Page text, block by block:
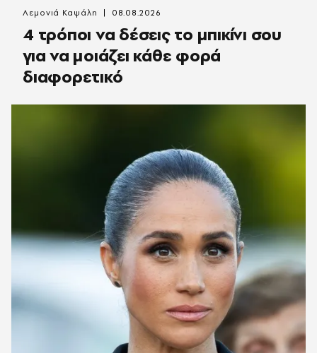
4 τρόποι να δέσεις το μπικίνι σου
για να μοιάζει κάθε φορά
διαφορετικό
Λεμονιά Καψάλη 08.08.2026